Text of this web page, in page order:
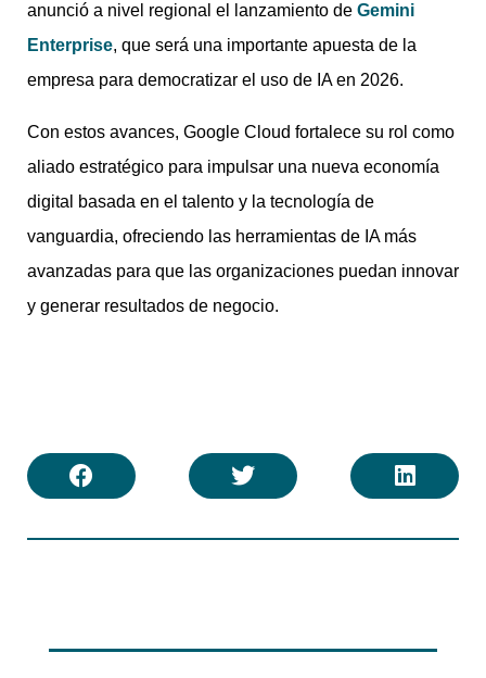
anunció a nivel regional el lanzamiento de Gemini
Enterprise, que será una importante apuesta de la
empresa para democratizar el uso de IA en 2026.
Con estos avances, Google Cloud fortalece su rol como
aliado estratégico para impulsar una nueva economía
digital basada en el talento y la tecnología de
vanguardia, ofreciendo las herramientas de IA más
avanzadas para que las organizaciones puedan innovar
y generar resultados de negocio.